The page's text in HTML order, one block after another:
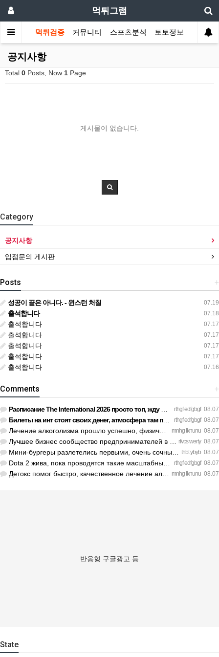
먹튀그램
먹튀검증 커뮤니티 스포츠분석 토토정보
공지사항
Total 0 Posts, Now 1 Page
게시물이 없습니다.
Category
공지사항
입점문의 게시판
+
Posts
07.19
성공이 끝은 아니다. - 윈스턴 처칠
07.18
출석합니다
07.17
출석합니다
07.17
출석합니다
07.17
출석합니다
07.17
출석합니다
07.16
출석합니다
+
Comments
rthgf edfgbgf 08.07
Расписание The International 2026 просто топ, жду финал! htt…
rthgf edfgbgf 08.07
Билеты на инт стоят своих денег, атмосфера там просто непере…
mnhg lknunu 08.07
Лечение алкоголизма прошло успешно, физической тяги больше н…
rfvcs werty 08.07
Лучшее бизнес сообщество предпринимателей в Санкт-Петербурге…
thbt ybyb 08.07
Мини-бургеры разлетелись первыми, очень сочные. https://inte…
rthgf edfgbgf 08.07
Dota 2 жива, пока проводятся такие масштабные турниры. https…
mnhg lknunu 08.07
Детокс помог быстро, качественное лечение алкоголизма Санкт-…
반응형 구글광고 등
State